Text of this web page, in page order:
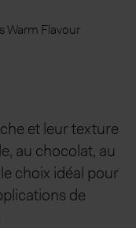
Warm Flavour
et leur texture
au chocolat, au
choix idéal pour
de